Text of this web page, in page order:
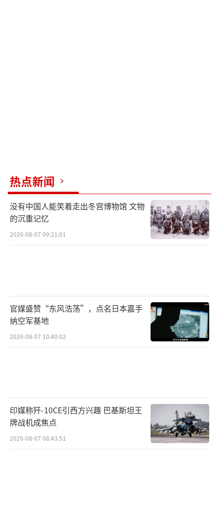
热点新闻
没有中国人能笑着走出冬宫博物馆 文物
的沉重记忆
2026-08-07 09:21:01
官媒盛赞“东风浩荡”，点名日本嘉手
纳空军基地
2026-08-07 10:40:02
印媒称歼-10CE引西方兴趣 巴基斯坦王
牌战机成焦点
2026-08-07 08:43:51